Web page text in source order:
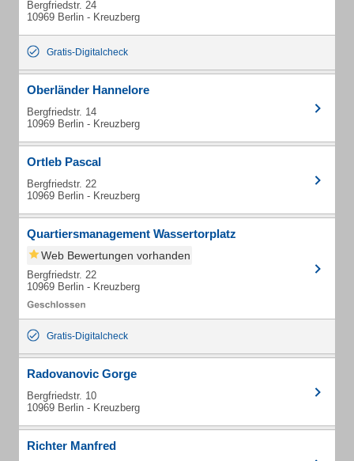
Bergfriedstr. 24
10969 Berlin - Kreuzberg
Gratis-Digitalcheck
Oberländer Hannelore
Bergfriedstr. 14
10969 Berlin - Kreuzberg
Ortleb Pascal
Bergfriedstr. 22
10969 Berlin - Kreuzberg
Quartiersmanagement Wassertorplatz
Web Bewertungen vorhanden
Bergfriedstr. 22
10969 Berlin - Kreuzberg
Gratis-Digitalcheck
Radovanovic Gorge
Bergfriedstr. 10
10969 Berlin - Kreuzberg
Richter Manfred